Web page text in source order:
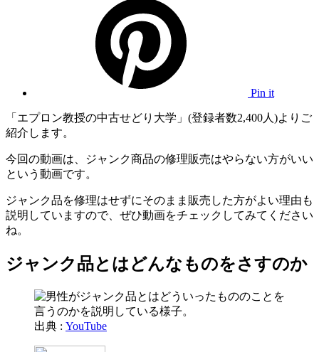
Pin it
「エプロン教授の中古せどり大学」(登録者数2,400人)よりご
紹介します。
今回の動画は、ジャンク商品の修理販売はやらない方がいい
という動画です。
ジャンク品を修理はせずにそのまま販売した方がよい理由も
説明していますので、ぜひ動画をチェックしてみてください
ね。
ジャンク品とはどんなものをさすのか
出典 : YouTube